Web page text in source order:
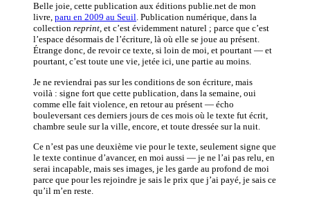
Belle joie, cette publication aux éditions publie.net de mon
livre, paru en 2009 au Seuil. Publication numérique, dans la
collection reprint, et c’est évidemment naturel ; parce que c’est
l’espace désormais de l’écriture, là où elle se joue au présent.
Étrange donc, de revoir ce texte, si loin de moi, et pourtant — et
pourtant, c’est toute une vie, jetée ici, une partie au moins.
Je ne reviendrai pas sur les conditions de son écriture, mais
voilà : signe fort que cette publication, dans la semaine, oui
comme elle fait violence, en retour au présent — écho
bouleversant ces derniers jours de ces mois où le texte fut écrit,
chambre seule sur la ville, encore, et toute dressée sur la nuit.
Ce n’est pas une deuxième vie pour le texte, seulement signe que
le texte continue d’avancer, en moi aussi — je ne l’ai pas relu, en
serai incapable, mais ses images, je les garde au profond de moi
parce que pour les rejoindre je sais le prix que j’ai payé, je sais ce
qu’il m’en reste.